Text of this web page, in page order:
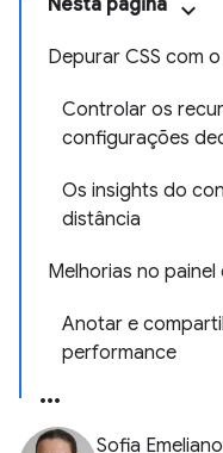
Nesta página
Depurar CSS com
Controlar os
configurações
Os insights do
distância
Melhorias no
Anotar e
performance
Sofia